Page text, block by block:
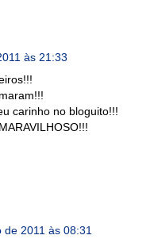
às 21:33
carinho no bloguito!!!
de 2011 às 08:31